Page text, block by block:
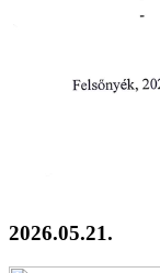
2026.05.21.